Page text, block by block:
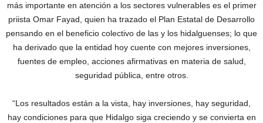
más importante en atención a los sectores vulnerables es el primer
priista Omar Fayad, quien ha trazado el Plan Estatal de Desarrollo
pensando en el beneficio colectivo de las y los hidalguenses; lo que
ha derivado que la entidad hoy cuente con mejores inversiones,
fuentes de empleo, acciones afirmativas en materia de salud,
seguridad pública, entre otros.
“Los resultados están a la vista, hay inversiones, hay seguridad,
hay condiciones para que Hidalgo siga creciendo y se convierta en